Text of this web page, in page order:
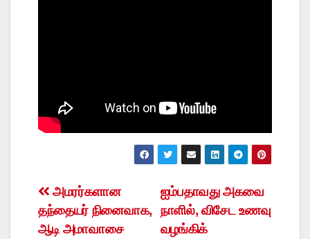
Post
navigation
ஐம்பதாவது அகவை
நாளில், விசேட உணவு
வழங்கிக்
அமரர்களான
தந்தையர் நினைவாக,
ஆடி அமாவாசை